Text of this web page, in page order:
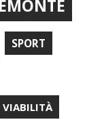
SPORT
VIABILITÀ